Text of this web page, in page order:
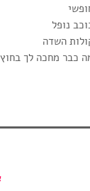
נופל
השדה
כבר מחכה לך בחוץ